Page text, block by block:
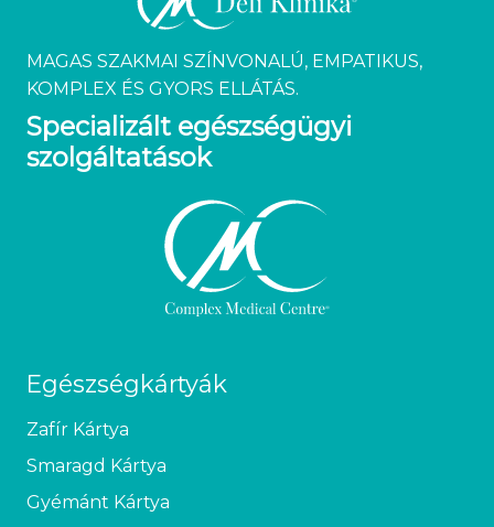
MAGAS SZAKMAI SZÍNVONALÚ, EMPATIKUS,
KOMPLEX ÉS GYORS ELLÁTÁS.
Specializált egészségügyi
szolgáltatások
Egészségkártyák
Zafír Kártya
Smaragd Kártya
Gyémánt Kártya